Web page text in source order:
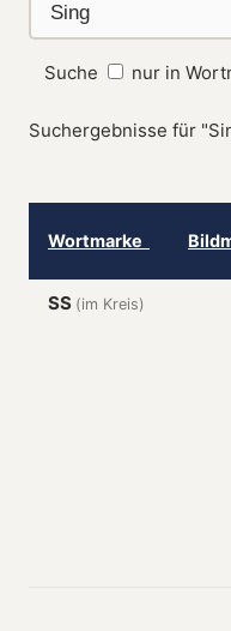
Suche nur in
Suchergebnisse für
Wortmarke
SS (im Kreis)